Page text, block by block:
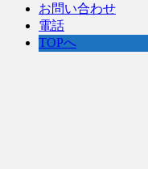
お問い合わせ
電話
TOPへ